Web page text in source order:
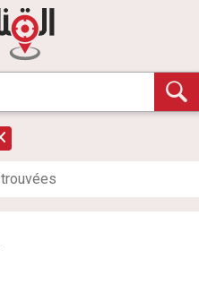
trouvées